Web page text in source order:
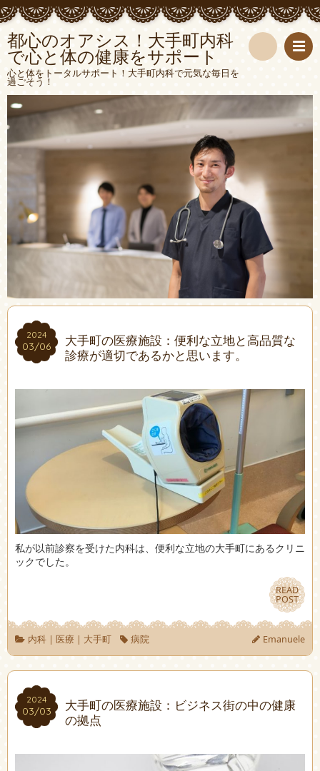
都心のオアシス！大手町内科
で心と体の健康をサポート
心と体をトータルサポート！大手町内科で元気な毎日を
過ごそう！
2024
03/06
2024
03/06
大手町の医療施設：便利な立地と高品質な
診療が適切であるかと思います。
私が以前診察を受けた内科は、便利な立地の大手町にあるクリニ
ックでした。
READ
POST
READ
POST
内科| 医療 | 大手町 病院 Emanuele
2024
03/03
2024
03/03
大手町の医療施設：ビジネス街の中の健康
の拠点